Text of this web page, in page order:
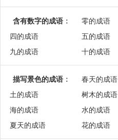
含有数字的成语 ： 零的成语
四的成语
五的成语
九的成语
十的成语
描写景色的成语 ： 春天的成语
土的成语
树木的成语
海的成语
水的成语
夏天的成语
花的成语